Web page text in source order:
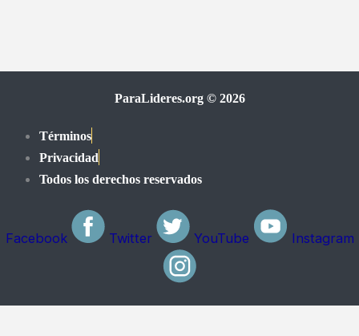
ParaLideres.org © 2026
Términos
Privacidad
Todos los derechos reservados
Facebook Twitter YouTube Instagram